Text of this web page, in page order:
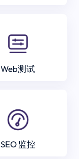
Web测试
SEO 监控